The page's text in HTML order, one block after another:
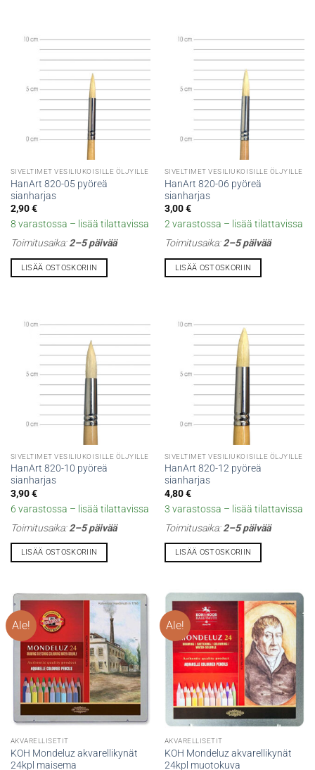
SIVELTIMET VESILIUKOISILLE ÖLJYILLE
HanArt 820-05 pyöreä
sianharjas
2,90€
8 varastossa – lisää tilattavissa
Toimitusaika:2–5 päivää
LISÄÄ OSTOSKORIIN
SIVELTIMET VESILIUKOISILLE ÖLJYILLE
HanArt 820-06 pyöreä
sianharjas
3,00€
2 varastossa – lisää tilattavissa
Toimitusaika:2–5 päivää
LISÄÄ OSTOSKORIIN
SIVELTIMET VESILIUKOISILLE ÖLJYILLE
HanArt 820-10 pyöreä
sianharjas
3,90€
6 varastossa – lisää tilattavissa
Toimitusaika:2–5 päivää
LISÄÄ OSTOSKORIIN
SIVELTIMET VESILIUKOISILLE ÖLJYILLE
HanArt 820-12 pyöreä
sianharjas
4,80€
3 varastossa – lisää tilattavissa
Toimitusaika:2–5 päivää
LISÄÄ OSTOSKORIIN
Ale!
AKVARELLISETIT
KOH Mondeluz akvarellikynät
24kpl maisema
Ale!
AKVARELLISETIT
KOH Mondeluz akvarellikynät
24kpl muotokuva